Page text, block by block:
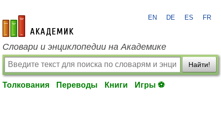
academic.ru
EN DE ES FR
Словари и энциклопедии на Академике
Найти!
Толкования Переводы Книги Игры ⚽